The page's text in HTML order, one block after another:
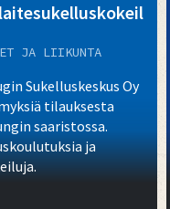
JA LIIKUNTA
Sukelluskeskus Oy
tilauksesta
saaristossa.
ja